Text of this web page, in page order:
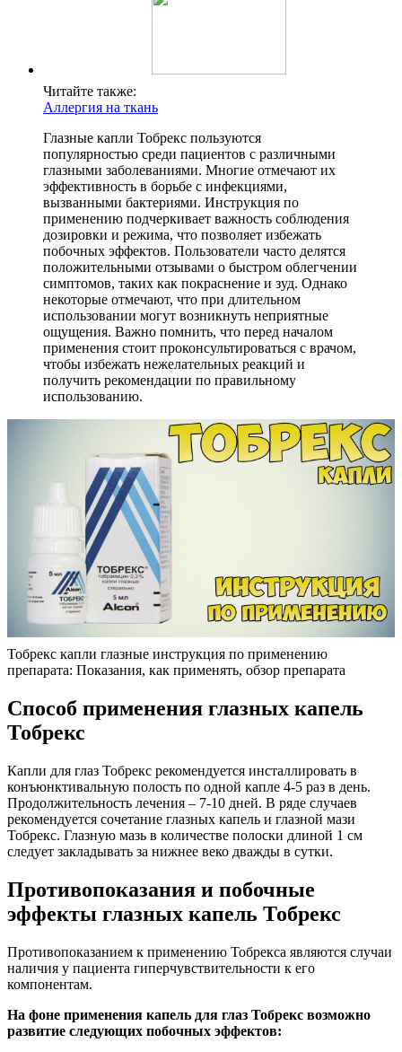
Читайте также:
Аллергия на ткань
Глазные капли Тобрекс пользуются
популярностью среди пациентов с различными
глазными заболеваниями. Многие отмечают их
эффективность в борьбе с инфекциями,
вызванными бактериями. Инструкция по
применению подчеркивает важность соблюдения
дозировки и режима, что позволяет избежать
побочных эффектов. Пользователи часто делятся
положительными отзывами о быстром облегчении
симптомов, таких как покраснение и зуд. Однако
некоторые отмечают, что при длительном
использовании могут возникнуть неприятные
ощущения. Важно помнить, что перед началом
применения стоит проконсультироваться с врачом,
чтобы избежать нежелательных реакций и
получить рекомендации по правильному
использованию.
Тобрекс капли глазные инструкция по применению
препарата: Показания, как применять, обзор препарата
Способ применения глазных капель
Тобрекс
Капли для глаз Тобрекс рекомендуется инсталлировать в
конъюнктивальную полость по одной капле 4-5 раз в день.
Продолжительность лечения – 7-10 дней. В ряде случаев
рекомендуется сочетание глазных капель и глазной мази
Тобрекс. Глазную мазь в количестве полоски длиной 1 см
следует закладывать за нижнее веко дважды в сутки.
Противопоказания и побочные
эффекты глазных капель Тобрекс
Противопоказанием к применению Тобрекса являются случаи
наличия у пациента гиперчувствительности к его
компонентам.
На фоне применения капель для глаз Тобрекс возможно
развитие следующих побочных эффектов: